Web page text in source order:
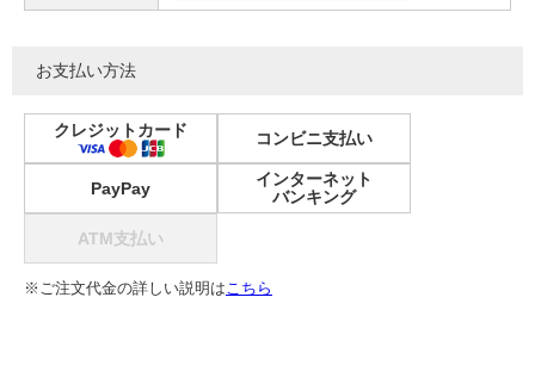
お支払い方法
クレジットカード コンビニ支払い
PayPay
インターネット
バンキング
ATM支払い
※ご注文代金の詳しい説明はこちら